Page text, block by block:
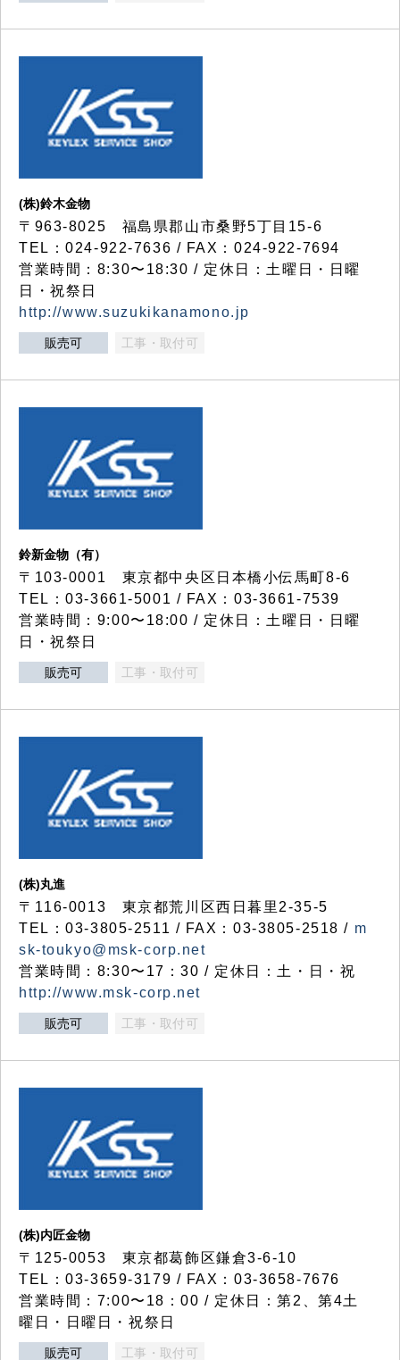
(株)鈴木金物
〒963-8025 福島県郡山市桑野5丁目15-6
TEL：024-922-7636 / FAX：024-922-7694
営業時間：8:30〜18:30 / 定休日：土曜日・日曜
日・祝祭日
http://www.suzukikanamono.jp
販売可 工事・取付可
鈴新金物（有）
〒103-0001 東京都中央区日本橋小伝馬町8-6
TEL：03-3661-5001 / FAX：03-3661-7539
営業時間：9:00〜18:00 / 定休日：土曜日・日曜
日・祝祭日
販売可 工事・取付可
(株)丸進
〒116-0013 東京都荒川区西日暮里2-35-5
TEL：03-3805-2511 / FAX：03-3805-2518 / m
sk-toukyo@msk-corp.net
営業時間：8:30〜17：30 / 定休日：土・日・祝
http://www.msk-corp.net
販売可 工事・取付可
(株)内匠金物
〒125-0053 東京都葛飾区鎌倉3-6-10
TEL：03-3659-3179 / FAX：03-3658-7676
営業時間：7:00〜18：00 / 定休日：第2、第4土
曜日・日曜日・祝祭日
販売可 工事・取付可